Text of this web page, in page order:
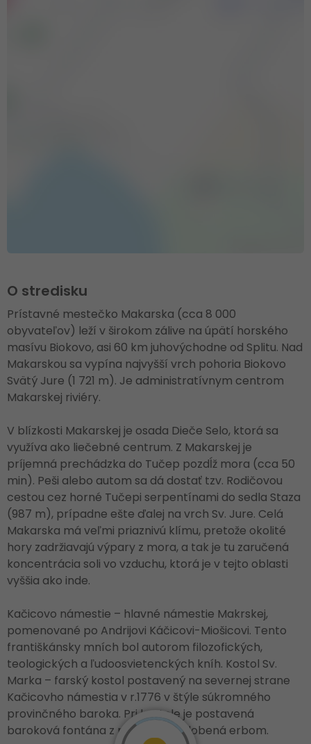
O stredisku
Prístavné mestečko Makarska (cca 8 000
obyvateľov) leží v širokom zálive na úpätí horského
masívu Biokovo, asi 60 km juhovýchodne od Splitu. Nad
Makarskou sa vypína najvyšší vrch pohoria Biokovo
Svätý Jure (1 721 m). Je administratívnym centrom
Makarskej riviéry.
V blízkosti Makarskej je osada Dieče Selo, ktorá sa
využíva ako liečebné centrum. Z Makarskej je
príjemná prechádzka do Tučep pozdĺž mora (cca 50
min). Peši alebo autom sa dá dostať tzv. Rodičovou
cestou cez horné Tučepi serpentínami do sedla Staza
(987 m), prípadne ešte ďalej na vrch Sv. Jure. Celá
Makarska má veľmi priaznivú klímu, pretože okolité
hory zadržiavajú výpary z mora, a tak je tu zaručená
koncentrácia soli vo vzduchu, ktorá je v tejto oblasti
vyššia ako inde.
Kačicovo námestie – hlavné námestie Makrskej,
pomenované po Andrijovi Káčicovi-Miošicovi. Tento
františkánsky mních bol autorom filozofických,
teologických a ľudoosvietenckých kníh. Kostol Sv.
Marka – farský kostol postavený na severnej strane
Kačicovho námestia v r.1776 v štýle súkromného
provinčného baroka. Pri kostole je postavená
baroková fontána z roku 1775 ozdobená erbom.